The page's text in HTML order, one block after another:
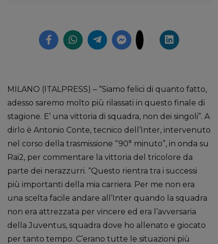
MILANO (ITALPRESS) – “Siamo felici di quanto fatto,
adesso saremo molto più rilassati in questo finale di
stagione. E’ una vittoria di squadra, non dei singoli”. A
dirlo è Antonio Conte, tecnico dell’Inter, intervenuto
nel corso della trasmissione “90° minuto”, in onda su
Rai2, per commentare la vittoria del tricolore da
parte dei nerazzurri. “Questo rientra tra i successi
più importanti della mia carriera. Per me non era
una scelta facile andare all’Inter quando la squadra
non era attrezzata per vincere ed era l’avversaria
della Juventus, squadra dove ho allenato e giocato
per tanto tempo. C’erano tutte le situazioni più